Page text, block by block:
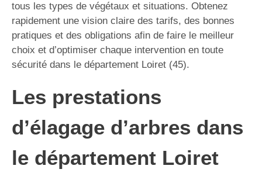
tous les types de végétaux et situations. Obtenez
rapidement une vision claire des tarifs, des bonnes
pratiques et des obligations afin de faire le meilleur
choix et d’optimiser chaque intervention en toute
sécurité dans le département Loiret (45).
Les prestations
d’élagage d’arbres dans
le département Loiret